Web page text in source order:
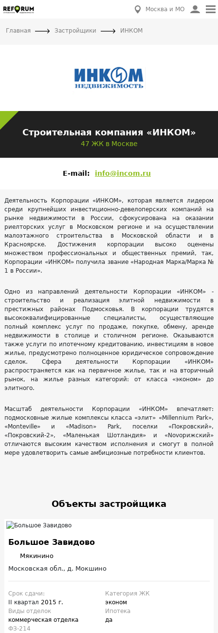
Москва и МО
Главная Застройщики ИНКОМ
Строительная компания «ИНКОМ»
47 ЖК в Москве
E-mail: info@incom.ru
Деятельность Корпорации «ИНКОМ», которая является лидером
среди крупнейших инвестиционно-девелоперских компаний на
рынке недвижимости в России, сфокусирована на оказании
риелторских услуг в Московском регионе и на осуществлении
малоэтажного строительства в Московской области и в
Красноярске. Достижения корпорации высоко оценены
множеством профессиональных и общественных премий, так,
Корпорации «ИНКОМ» получила звание «Народная Марка/Марка №
1 в России».
Одно из направлений деятельности Корпорации «ИНКОМ» -
строительство и реализация элитной недвижимости в
престижных районах Подмосковья. В корпорации трудятся
высококвалифицированные специалисты, осуществляющие
полный комплекс услуг по продаже, покупке, обмену, аренде
недвижимости в столице и столичном регионе. Оказываются
также услуги по ипотечному кредитованию, инвестициям в новое
жилье, предусмотрено полноценное юридическое сопровождение
сделок. Сфера деятельности Корпорации «ИНКОМ»
распространяется как на первичное жилье, так и на вторичный
рынок, на жилье разных категорий: от класса «эконом» до
элитного.
Масштаб деятельности Корпорации «ИНКОМ» впечатляет:
подмосковные жилые комплексы класса «элит» «Millennium Park»,
«Monteville» и «Madison» Park, поселки «Покровский»,
«Покровский-2», «Маленькая Шотландия» и «Novoрижский»
отличаются высоким качеством исполнения и смогут в полной
мере удовлетворить самые амбициозные потребности клиентов.
Объекты застройщика
Большое Завидово
Мякинино
Московская обл., д. Мокшино
Срок сдачи:
II квартал 2015 г.
Категория ЖК
эконом
Виды отделок
коммерческая отделка
Ипотека
да
ФЗ-214